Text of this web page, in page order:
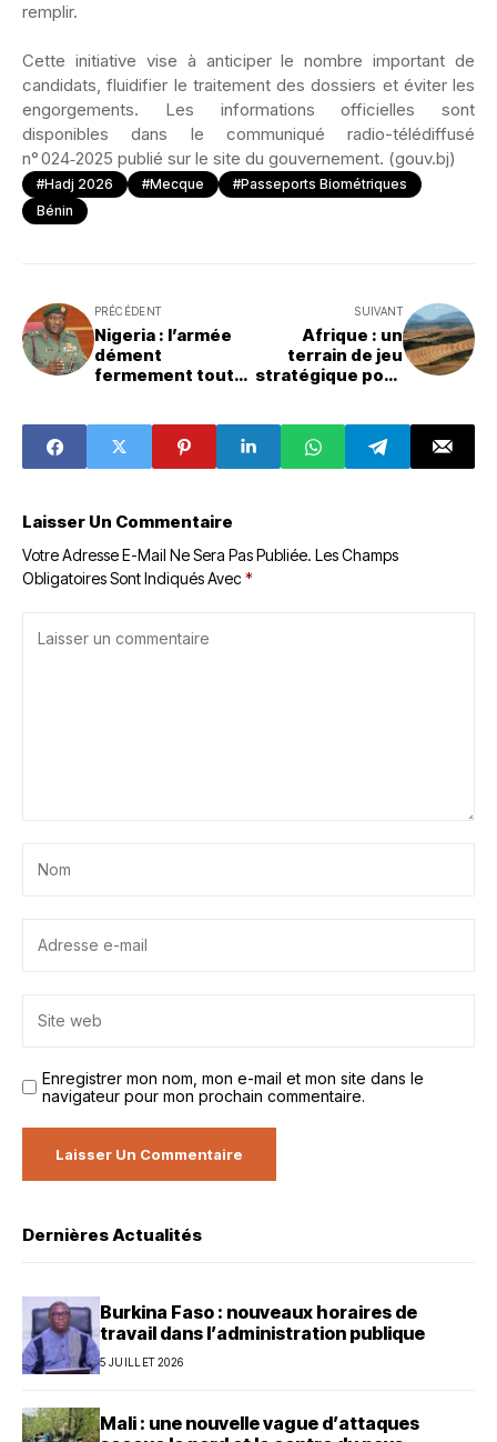
remplir.
‎Cette initiative vise à anticiper le nombre important de
candidats, fluidifier le traitement des dossiers et éviter les
engorgements. Les informations officielles sont
disponibles dans le communiqué radio-télédiffusé
n° 024‑2025 publié sur le site du gouvernement. (gouv.bj)
#Hadj 2026 #Mecque
#passeports Biométriques
Bénin
PRÉCÉDENT
Nigeria : l’armée
dément
fermement toute
obligatoire
SUIVANT
Afrique : un
terrain de jeu
stratégique pour
Laisser Un Commentaire
Votre Adresse E-Mail Ne Sera Pas Publiée. Les Champs
Obligatoires Sont Indiqués Avec*
Enregistrer mon nom, mon e-mail et mon site dans le
navigateur pour mon prochain commentaire.
Dernières Actualités
Burkina Faso : nouveaux horaires de
travail dans l’administration publique
5 JUILLET 2026
Mali : une nouvelle vague d’attaques